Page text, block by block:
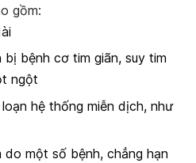
gồm:
bệnh cơ tim giãn, suy tim
ngột
hệ thống miễn dịch, như
một số bệnh, chẳng hạn